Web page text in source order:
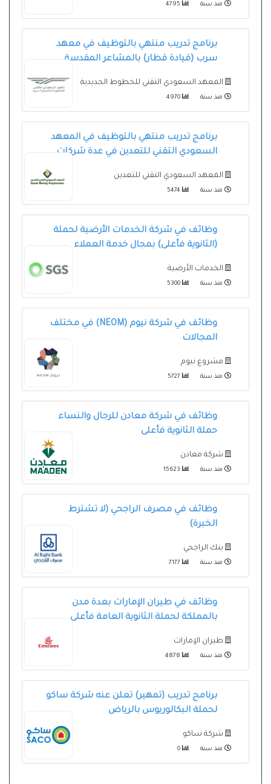
منذ سنة
برنامج تدريب منتهي بالتوظيف في معهد
سرب (قيادة قطار) بالمشاعر المقدسة
المعهد السعودي التقني للخطوط الحديدية
منذ سنة
برنامج تدريب منتهي بالتوظيف في المعهد
السعودي التقني للتعدين في عدة شركات
المعهد السعودي التقني للتعدين
منذ سنة
وظائف في شركة الخدمات الأرضية لحملة
(الثانوية فأعلى) بمجال خدمة العملاء
الخدمات الأرضية
منذ سنة
وظائف في شركة نيوم (NEOM) في مختلف
المجالات
مشروع نيوم
منذ سنة
وظائف في شركة معادن للرجال والنساء
حملة الثانوية فأعلى
شركة معادن
منذ سنة
وظائف في مصرف الراجحي (لا تشترط
الخبرة)
بنك الراجحي
منذ سنة
وظائف في طيران الإمارات بعدة مدن
بالمملكة لحملة الثانوية العامة فأعلى
طيران الإمارات
منذ سنة
برنامج تدريب (تمهير) تعلن عنه شركة ساكو
لحملة البكالوريوس بالرياض
شركة ساكو
منذ سنة